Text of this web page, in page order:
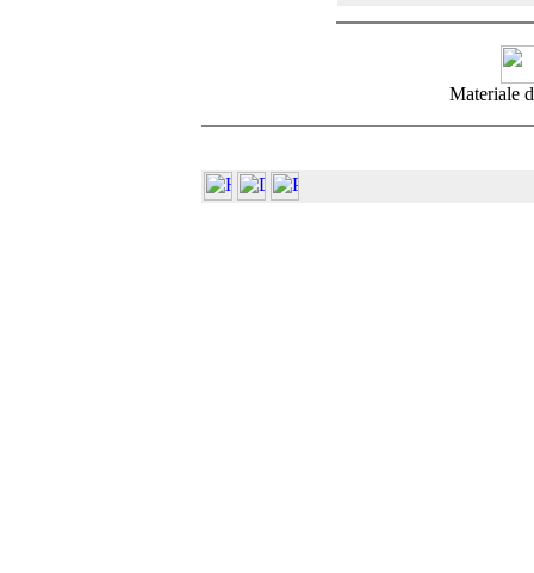
Materiale